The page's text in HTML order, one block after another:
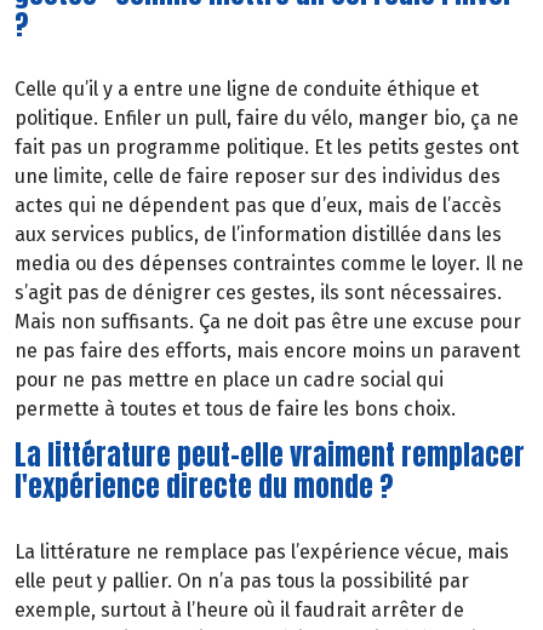
?
Celle qu’il y a entre une ligne de conduite éthique et
politique. Enfiler un pull, faire du vélo, manger bio, ça ne
fait pas un programme politique. Et les petits gestes ont
une limite, celle de faire reposer sur des individus des
actes qui ne dépendent pas que d’eux, mais de l’accès
aux services publics, de l’information distillée dans les
media ou des dépenses contraintes comme le loyer. Il ne
s’agit pas de dénigrer ces gestes, ils sont nécessaires.
Mais non suffisants. Ça ne doit pas être une excuse pour
ne pas faire des efforts, mais encore moins un paravent
pour ne pas mettre en place un cadre social qui
permette à toutes et tous de faire les bons choix.
La littérature peut-elle vraiment remplacer
l'expérience directe du monde ?
La littérature ne remplace pas l’expérience vécue, mais
elle peut y pallier. On n’a pas tous la possibilité par
exemple, surtout à l’heure où il faudrait arrêter de